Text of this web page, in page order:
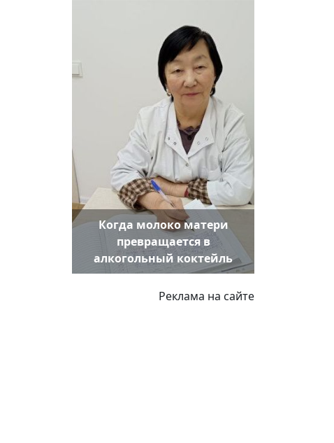
Когда молоко матери
превращается в
алкогольный коктейль
Реклама на сайте